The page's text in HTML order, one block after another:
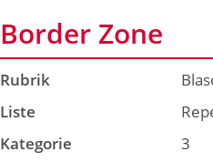
Border Zone
Rubrik
Liste
Kategorie
3